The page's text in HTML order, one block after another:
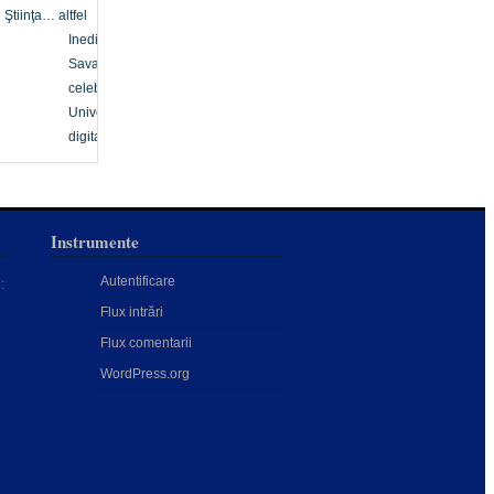
Ştiinţa… altfel
Inedit
Savanți
celebri
Univers
digital
:
Instrumente
Autentificare
Flux intrări
Flux comentarii
WordPress.org